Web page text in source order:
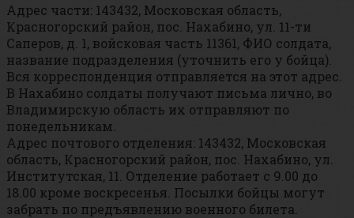
Адрес части: 143432, Московская область,
Красногорский район, пос. Нахабино, ул. 11-ти
Саперов, д. 1, войсковая часть 11361, ФИО солдата,
название подразделения (уточнить его у бойца).
Вся корреспонденция отправляется на этот адрес.
В Нахабино солдаты получают письма лично, во
Владимирскую область их отправляют по
понедельникам.
Адрес почтового отделения: 143432, Московская
область, Красногорский район, пос. Нахабино, ул.
Институтская, 11. Отделение работает с 9.00 до
18.00 кроме воскресенья. Посылки бойцы могут
забрать по предъявлению военного билета.